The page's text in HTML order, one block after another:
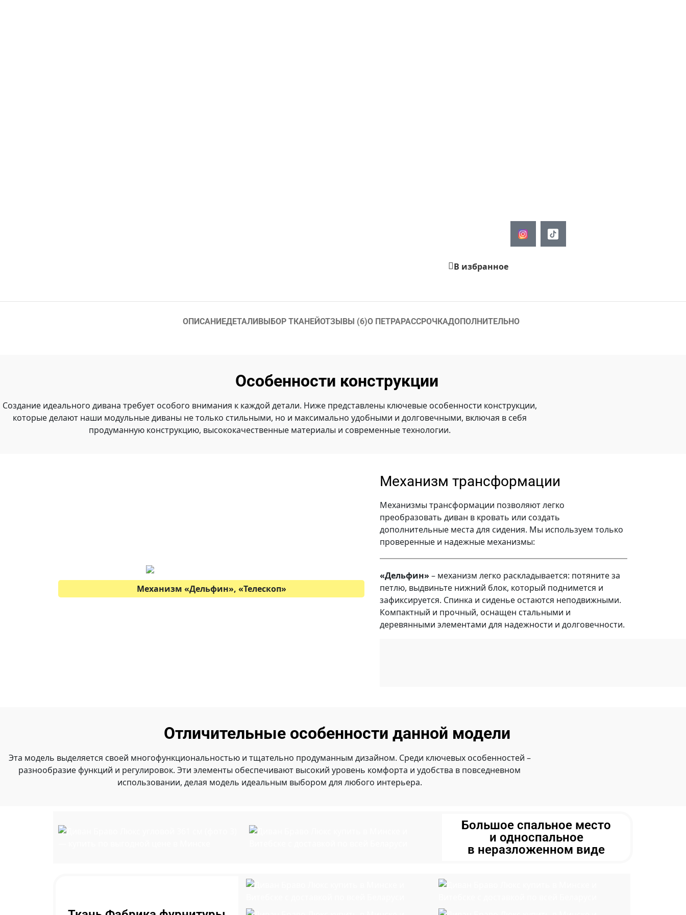
В избранное
ОПИСАНИЕДЕТАЛИ ВЫБОР ТКАНЕЙОТЗЫВЫ (6)О ПЕТРАРАССРОЧКАДОПОЛНИТЕЛЬНО
Особенности конструкции
Создание идеального дивана требует особого внимания к каждой детали. Ниже представлены ключевые особенности конструкции,
которые делают наши модульные диваны не только стильными, но и максимально удобными и долговечными, включая в себя
продуманную конструкцию, высококачественные материалы и современные технологии.
Механизм «Дельфин», «Телескоп»
Механизм трансформации
Механизмы трансформации позволяют легко
преобразовать диван в кровать или создать
дополнительные места для сидения. Мы используем только
проверенные и надежные механизмы:
«Дельфин» – механизм легко раскладывается: потяните за
петлю, выдвиньте нижний блок, который поднимется и
зафиксируется. Спинка и сиденье остаются неподвижными.
Компактный и прочный, оснащен стальными и
деревянными элементами для надежности и долговечности.
Отличительные особенности данной модели
Эта модель выделяется своей многофункциональностью и тщательно продуманным дизайном. Среди ключевых особенностей –
разнообразие функций и регулировок. Эти элементы обеспечивают высокий уровень комфорта и удобства в повседневном
использовании, делая модель идеальным выбором для любого интерьера.
Большое спальное место
и односпальное
в неразложенном виде